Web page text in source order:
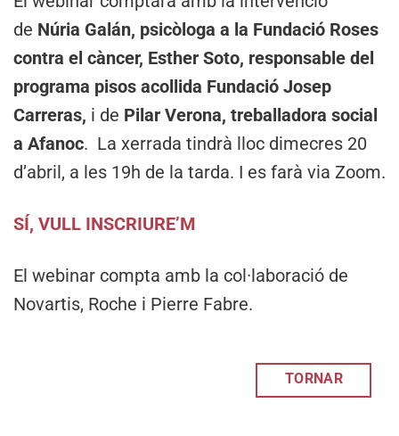
de Núria Galán, psicòloga a la Fundació Roses
contra el càncer, Esther Soto, responsable del
programa pisos acollida Fundació Josep
Carreras, i de Pilar Verona, treballadora social
a Afanoc. La xerrada tindrà lloc dimecres 20
d’abril, a les 19h de la tarda. I es farà via Zoom.
SÍ, VULL INSCRIURE’M
El webinar compta amb la col·laboració de
Novartis, Roche i Pierre Fabre.
TORNAR